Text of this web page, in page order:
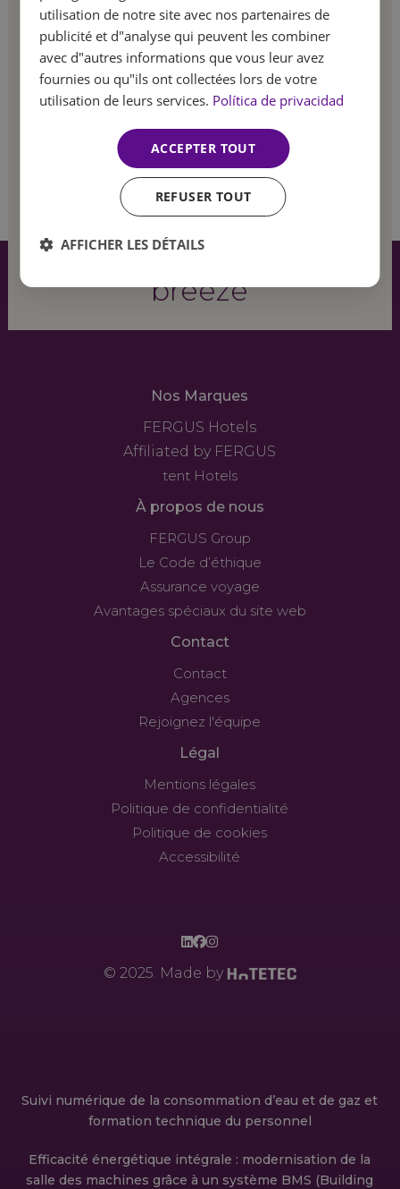
newsletter!
Soyez le premier à être informé de nos offres
spéciales et de nos dernières nouveautés.
Feel
the summer
breeze
Nos Marques
FERGUS Hotels
Affiliated by FERGUS
tent Hotels
À propos de nous
FERGUS Group
Le Code d’éthique
Assurance voyage
Avantages spéciaux du site web
Contact
Contact
Agences
Rejoignez l'équipe
Légal
Mentions légales
Politique de confidentialité
Politique de cookies
Accessibilité
© 2025. Made by
Suivi numérique de la consommation d’eau et de gaz et
formation technique du personnel
Efficacité énergétique intégrale : modernisation de la
salle des machines grâce à un système BMS (Building
FRENCH
GERMAN
utilisation de notre site avec nos partenaires de
publicité et d"analyse qui peuvent les combiner
avec d"autres informations que vous leur avez
fournies ou qu"ils ont collectées lors de votre
utilisation de leurs services. Política de privacidad
ACCEPTER TOUT
REFUSER TOUT
AFFICHER LES DÉTAILS